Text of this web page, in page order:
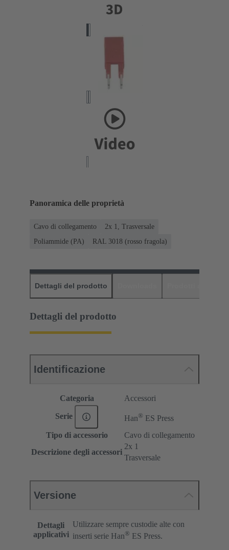
Panoramica delle proprietà
Cavo di collegamento
2x 1, Trasversale
Poliammide (PA)
RAL 3018 (rosso fragola)
Dettagli del prodotto
Dettagli del prodotto
Identificazione
Categoria Accessori
Serie Han® ES Press
Tipo di accessorio
Cavo di collegamento
Descrizione degli accessori
2x 1
Trasversale
Versione
Dettagli
applicativi
Utilizzare sempre custodie alte con
inserti serie Han® ES Press.